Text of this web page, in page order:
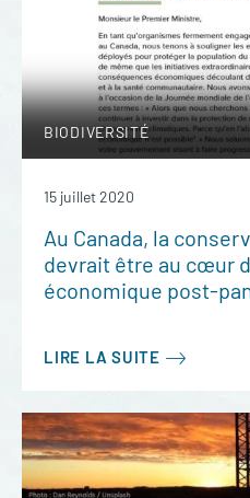
BIODIVERSITÉ
15 juillet 2020
Au Canada, la
devrait être au cœur
économique post-
LIRE LA SUITE